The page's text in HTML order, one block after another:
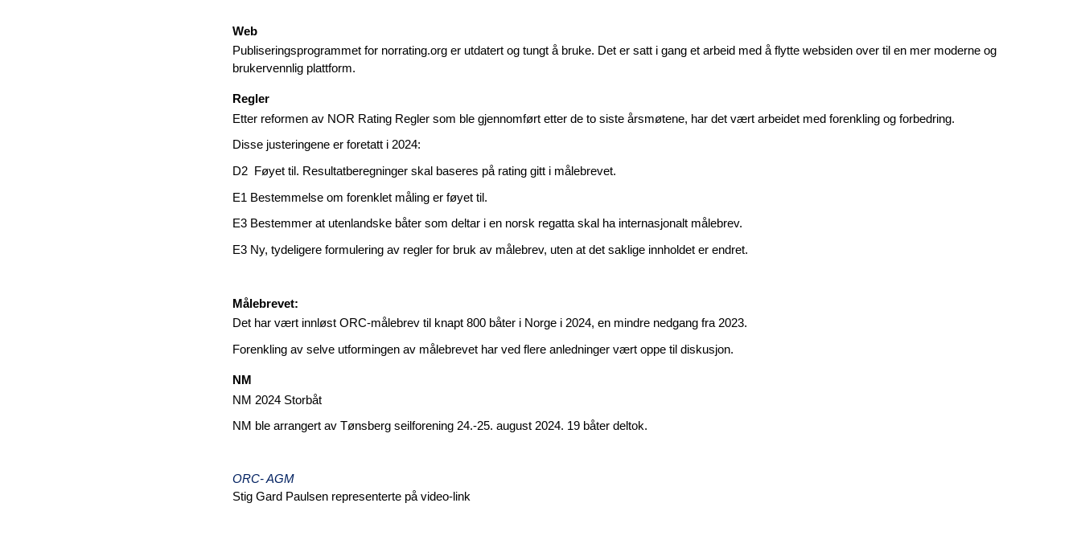
Web
Publiseringsprogrammet for norrating.org er utdatert og tungt å bruke. Det er satt i gang et arbeid med å flytte websiden over til en mer moderne og
brukervennlig plattform.
Regler
Etter reformen av NOR Rating Regler som ble gjennomført etter de to siste årsmøtene, har det vært arbeidet med forenkling og forbedring.
Disse justeringene er foretatt i 2024:
D2 Føyet til. Resultatberegninger skal baseres på rating gitt i målebrevet.
E1 Bestemmelse om forenklet måling er føyet til.
E3 Bestemmer at utenlandske båter som deltar i en norsk regatta skal ha internasjonalt målebrev.
E3 Ny, tydeligere formulering av regler for bruk av målebrev, uten at det saklige innholdet er endret.
Målebrevet:
Det har vært innløst ORC-målebrev til knapt 800 båter i Norge i 2024, en mindre nedgang fra 2023.
Forenkling av selve utformingen av målebrevet har ved flere anledninger vært oppe til diskusjon.
NM
NM 2024 Storbåt
NM ble arrangert av Tønsberg seilforening 24.-25. august 2024. 19 båter deltok.
ORC- AGM
Stig Gard Paulsen representerte på video-link